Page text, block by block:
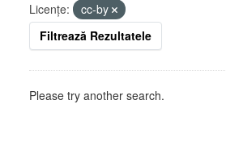
Licenţe:
cc-by
Filtrează Rezultatele
Please try another search.